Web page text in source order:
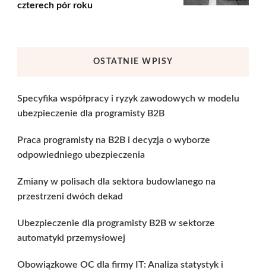
czterech pór roku
OSTATNIE WPISY
Specyfika współpracy i ryzyk zawodowych w modelu
ubezpieczenie dla programisty B2B
Praca programisty na B2B i decyzja o wyborze
odpowiedniego ubezpieczenia
Zmiany w polisach dla sektora budowlanego na
przestrzeni dwóch dekad
Ubezpieczenie dla programisty B2B w sektorze
automatyki przemysłowej
Obowiązkowe OC dla firmy IT: Analiza statystyk i